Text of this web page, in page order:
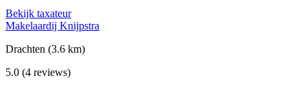
Bekijk taxateur
Makelaardij Knijpstra
Drachten (3.6 km)
5.0 (4 reviews)